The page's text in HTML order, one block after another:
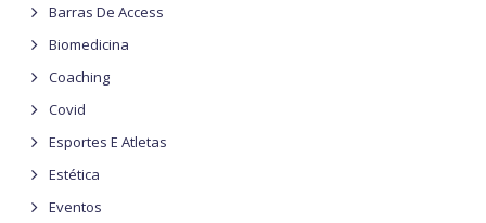
Barras De Access
Biomedicina
Coaching
Covid
Esportes E Atletas
Estética
Eventos